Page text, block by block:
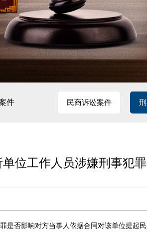
件 民商诉讼案件
位工作人员涉嫌刑事犯
是否影响对方当事人依据合同对该单位提起民